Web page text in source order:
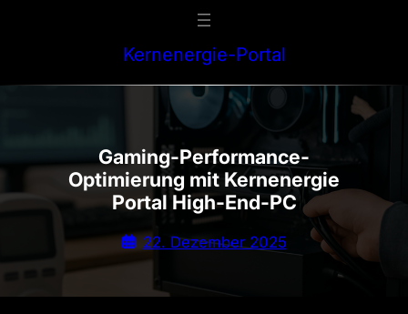
Kernenergie-Portal
Gaming-Performance-
Optimierung mit Kernenergie
Portal High-End-PC
22. Dezember 2025